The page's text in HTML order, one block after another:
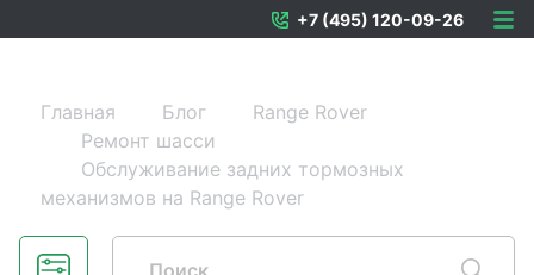
+7 (495) 120-09-26
Главная Блог
Range Rover
Ремонт шасси
Обслуживание задних тормозных
механизмов на Range Rover